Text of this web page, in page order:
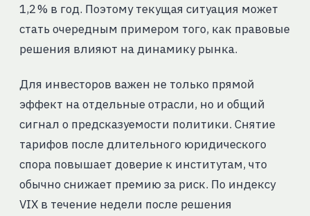
1,2 % в год. Поэтому текущая ситуация может
стать очередным примером того, как правовые
решения влияют на динамику рынка.
Для инвесторов важен не только прямой
эффект на отдельные отрасли, но и общий
сигнал о предсказуемости политики. Снятие
тарифов после длительного юридического
спора повышает доверие к институтам, что
обычно снижает премию за риск. По индексу
VIX в течение недели после решения